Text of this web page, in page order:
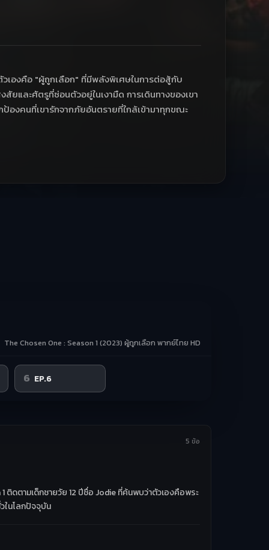
เองคือ "ผู้ถูกเลือก" ที่มีพลังพิเศษในการต่อสู้กับ
ยและศัตรูที่ซ่อนตัวอยู่ในเงามืด การเดินทางของเขา
องคนที่เขารักจากภัยอันตรายที่ใกล้เข้ามาทุกขณะ
The Chosen One : Season 1 (2023) ผู้ถูกเลือก พากย์ไทย HD
6 EP.6
5 ข้อ
ติดตามเด็กชายวัย 12 ปีชื่อ Jodie ที่ค้นพบว่าตัวเองคือพระ
ในโลกปัจจุบัน